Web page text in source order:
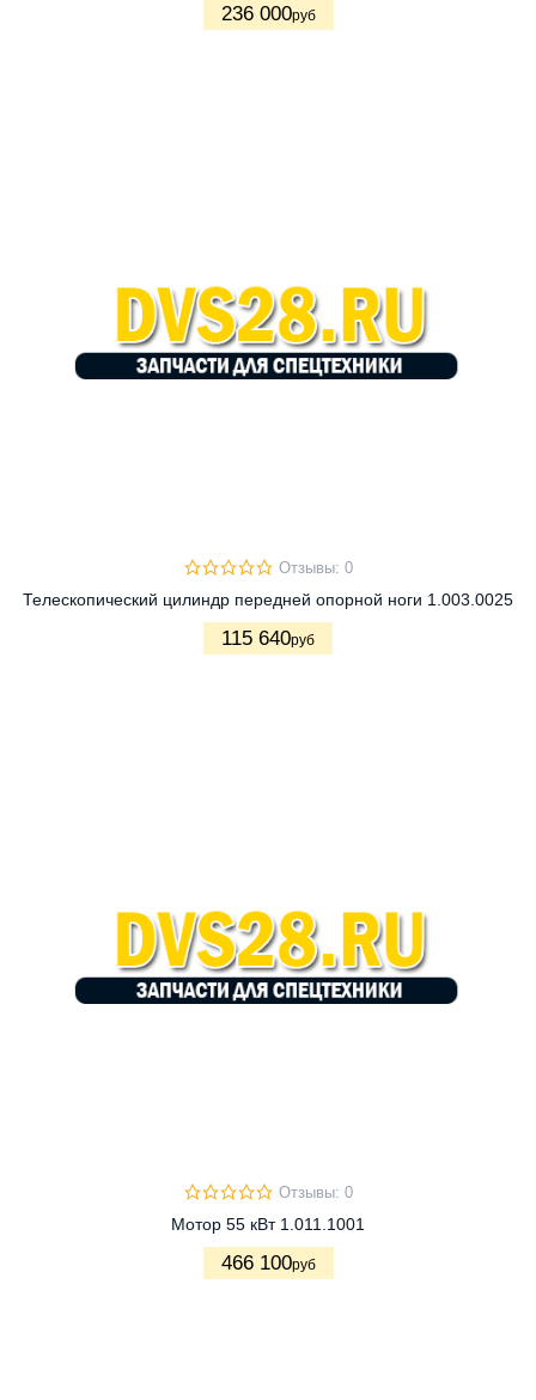
236 000руб
Отзывы: 0
Телескопический цилиндр передней опорной ноги 1.003.0025
115 640руб
Отзывы: 0
Мотор 55 кВт 1.011.1001
466 100руб